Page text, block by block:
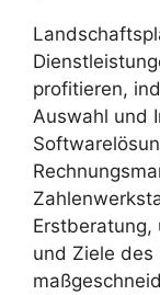
profitieren,
Auswahl und
Erstberatung,
und Ziele des